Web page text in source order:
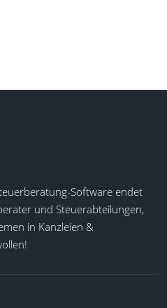
Software endet
und Steuerabteilungen,
in Kanzleien &